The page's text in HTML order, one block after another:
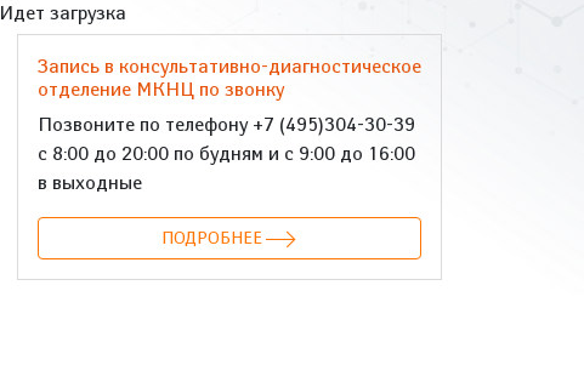
Идет загрузка
Запись в консультативно-диагностическое
отделение МКНЦ по звонку
Позвоните по телефону +7 (495)304-30-39
с 8:00 до 20:00 по будням и с 9:00 до 16:00
в выходные
ПОДРОБНЕЕ